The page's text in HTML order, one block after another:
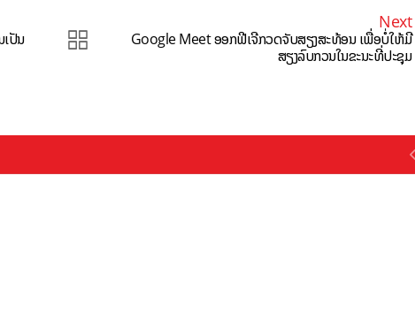
ປັນ
Next
Google Meet ອອກຟີເຈີກວດຈັບສຽງສະທ້ອນ ເພື່ອບໍ່ໃຫ້ມີ
ສຽງລົບກວນໃນຂະນະທີ່ປະຊຸມ